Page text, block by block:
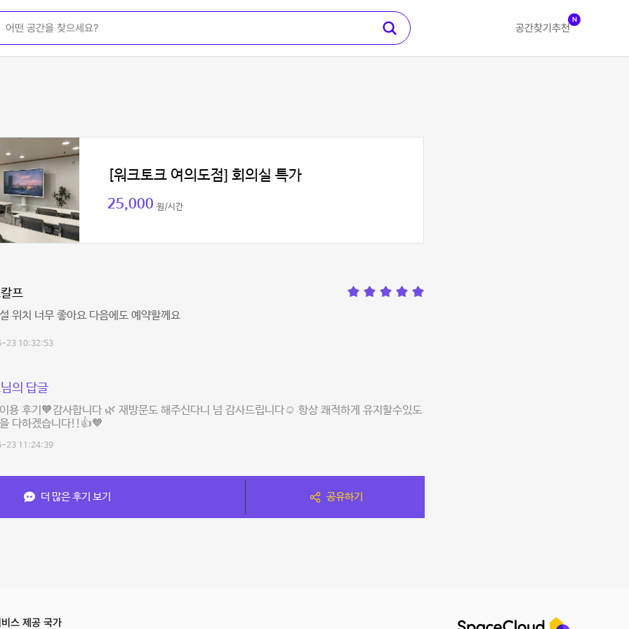
공간찾기 추천
N
[워크토크 여의도점] 회의실 특가
25,000 원/시간
프
위치 너무 좋아요 다음에도 예약할께요
23 10:32:53
의 답글
용 후기🧡감사합니다 🌿 재방문도 해주신다니 넘 감사드립니다☺️ 항상 쾌적하게 유지할수있도
다하겠습니다!!👍🧡
23 11:24:39
더 많은 후기 보기 공유하기
스 제공 국가